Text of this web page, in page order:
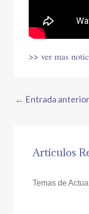
>> ver mas
← Entrada anterior
Artículos
Temas de